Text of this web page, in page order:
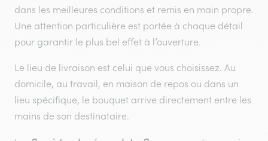
dans les meilleures conditions et remis en main propre.
Une attention particulière est portée à chaque détail
pour garantir le plus bel effet à l’ouverture.
Le lieu de livraison est celui que vous choisissez. Au
domicile, au travail, en maison de repos ou dans un
lieu spécifique, le bouquet arrive directement entre les
mains de son destinataire.